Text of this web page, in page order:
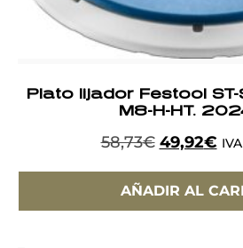
Plato lijador Festool ST-
M8-H-HT.
58,73€ 49,92€
AÑADIR AL